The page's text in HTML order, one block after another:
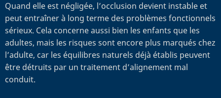
Quand elle est négligée, l’occlusion devient instable et
peut entraîner à long terme des problèmes fonctionnels
sérieux. Cela concerne aussi bien les enfants que les
adultes, mais les risques sont encore plus marqués chez
l’adulte, car les équilibres naturels déjà établis peuvent
être détruits par un traitement d’alignement mal
conduit.